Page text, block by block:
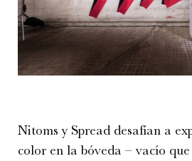
Nitoms y Spread desafían a
color en la bóveda – vacío